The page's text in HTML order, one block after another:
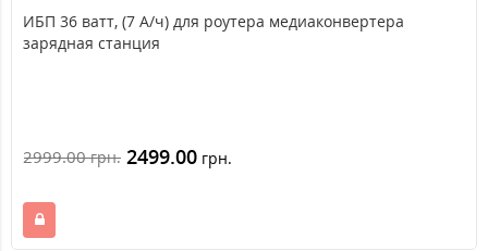
ИБП 36 ватт, (7 А/ч) для роутера медиаконвертера
зарядная станция
2999.00грн. 2499.00 грн.